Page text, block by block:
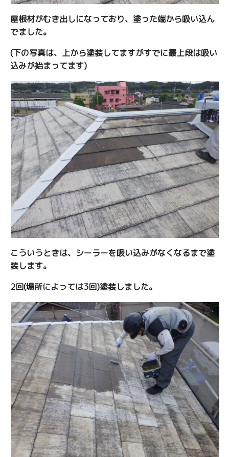
屋根材がむき出しになっており、塗った端から吸い込ん
でました。
(下の写真は、上から塗装してますがすでに最上段は吸い
込みが始まってます)
こういうときは、シーラーを吸い込みがなくなるまで塗
装します。
2回(場所によっては3回)塗装しました。